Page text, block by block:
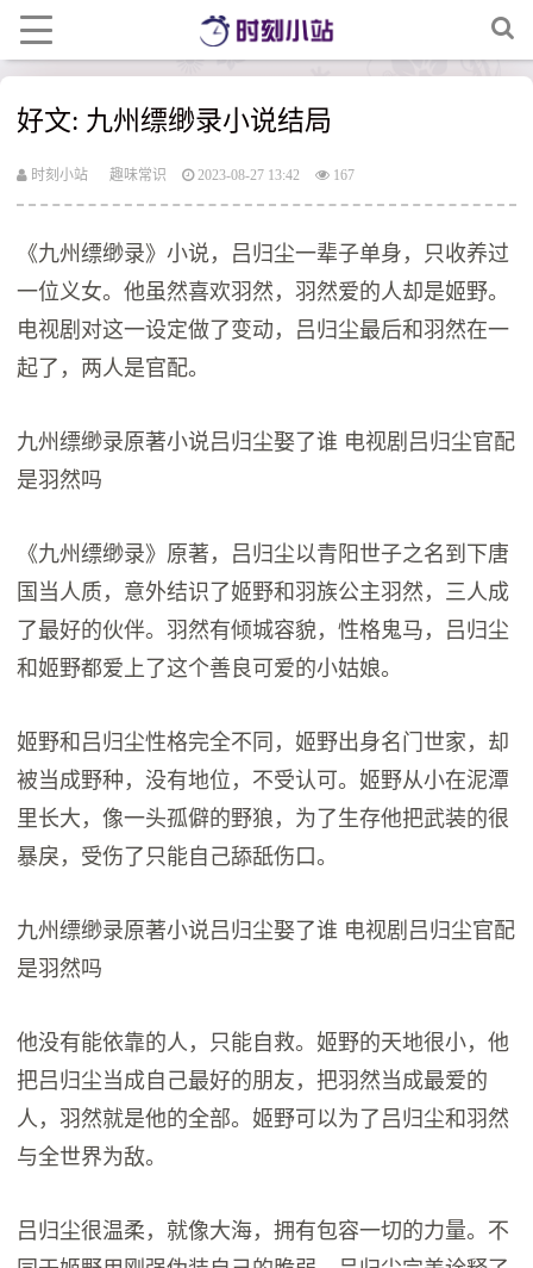
好文: 九州缥缈录小说结局
时刻小站 趣味常识 2023-08-27 13:42 167
《九州缥缈录》小说，吕归尘一辈子单身，只收养过
一位义女。他虽然喜欢羽然，羽然爱的人却是姬野。
电视剧对这一设定做了变动，吕归尘最后和羽然在一
起了，两人是官配。
九州缥缈录原著小说吕归尘娶了谁 电视剧吕归尘官配
是羽然吗
《九州缥缈录》原著，吕归尘以青阳世子之名到下唐
国当人质，意外结识了姬野和羽族公主羽然，三人成
了最好的伙伴。羽然有倾城容貌，性格鬼马，吕归尘
和姬野都爱上了这个善良可爱的小姑娘。
姬野和吕归尘性格完全不同，姬野出身名门世家，却
被当成野种，没有地位，不受认可。姬野从小在泥潭
里长大，像一头孤僻的野狼，为了生存他把武装的很
暴戾，受伤了只能自己舔舐伤口。
九州缥缈录原著小说吕归尘娶了谁 电视剧吕归尘官配
是羽然吗
他没有能依靠的人，只能自救。姬野的天地很小，他
把吕归尘当成自己最好的朋友，把羽然当成最爱的
人，羽然就是他的全部。姬野可以为了吕归尘和羽然
与全世界为敌。
吕归尘很温柔，就像大海，拥有包容一切的力量。不